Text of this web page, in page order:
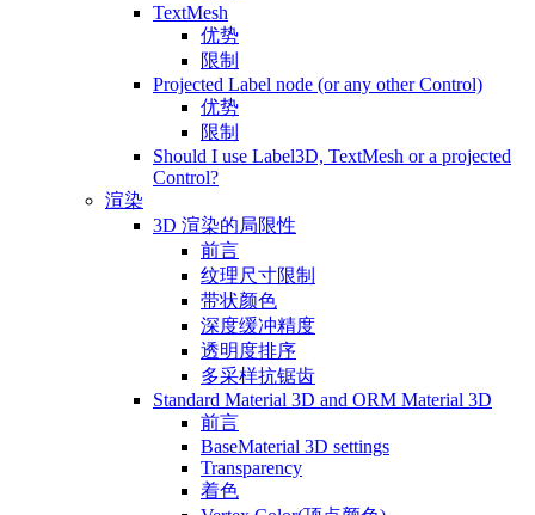
TextMesh
优势
限制
Projected Label node (or any other Control)
优势
限制
Should I use Label3D, TextMesh or a projected
Control?
渲染
3D 渲染的局限性
前言
纹理尺寸限制
带状颜色
深度缓冲精度
透明度排序
多采样抗锯齿
Standard Material 3D and ORM Material 3D
前言
BaseMaterial 3D settings
Transparency
着色